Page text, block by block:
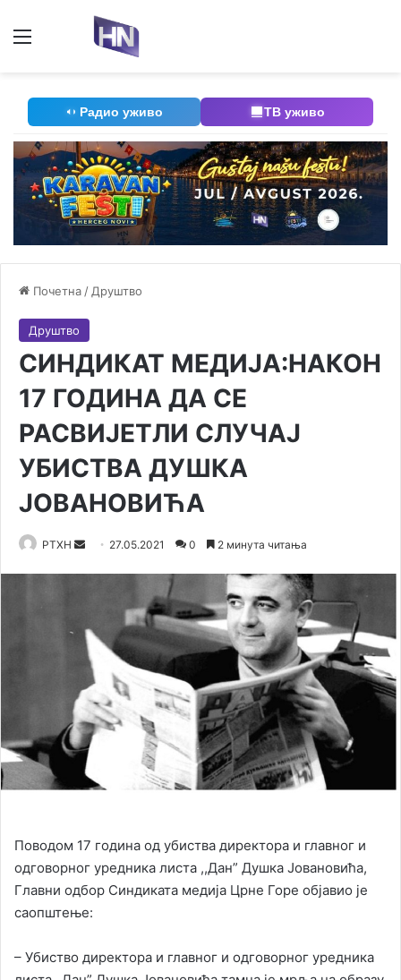
Мени
Радио уживо ТВ уживо
Почетна / Друштво
Друштво
СИНДИКАТ МЕДИЈА:НАКОН
17 ГОДИНА ДА СЕ
РАСВИЈЕТЛИ СЛУЧАЈ
УБИСТВА ДУШКА
ЈОВАНОВИЋА
РТХН
Send 27.05.2021 0 2 минута читања
Поводом 17 година од убиства директора и главног и
одговорног уредника листа ,,Дан” Душка Јовановића,
Главни одбор Синдиката медија Црне Горе објавио је
саопштење:
– Убиство директора и главног и одговорног уредника